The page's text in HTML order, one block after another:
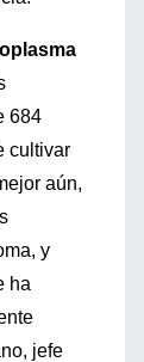
684
cultivar
aún,
y
ha
jefe